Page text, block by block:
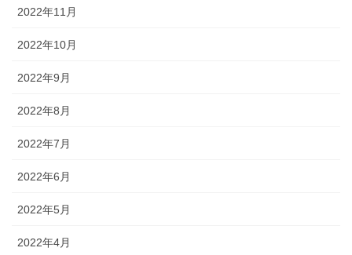
2022年11月
2022年10月
2022年9月
2022年8月
2022年7月
2022年6月
2022年5月
2022年4月